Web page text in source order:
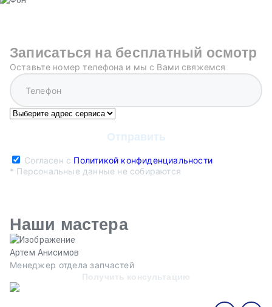
Записаться на бесплатный осмотр
Оставьте номер телефона и мы с Вами свяжемся
Согласен с Политикой конфиденциальности
* Персональные данные не собираются
Наши мастера
Артем Анисимов
Менеджер отдела запчастей
Получить консультацию